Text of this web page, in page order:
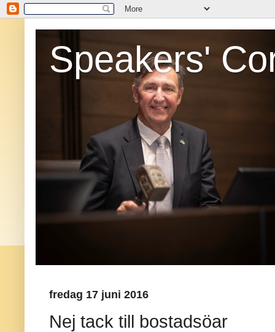
Speakers'
fredag 17 juni 2016
Nej tack till bostadsöar